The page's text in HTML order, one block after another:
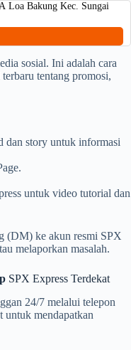
Loa Bakung Kec. Sungai
sosial. Ini adalah cara
tentang promosi,
dan story untuk informasi
untuk video tutorial dan
(DM) ke akun resmi SPX
melaporkan masalah.
SPX Express Terdekat
24/7 melalui telepon
untuk mendapatkan